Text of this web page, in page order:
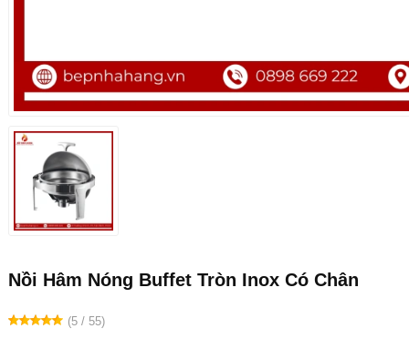
Nồi Hâm Nóng Buffet Tròn Inox Có Chân
(5 / 55)